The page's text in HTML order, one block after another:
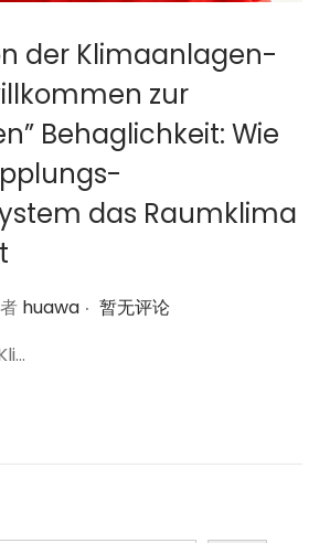
der Klimaanlagen-
zur
Behaglichkeit: Wie
das Raumklima
huawa . 暂无评论